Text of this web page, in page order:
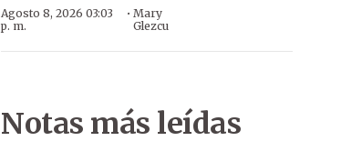
Agosto 8, 2026 03:03
p. m.
·Mary
Glezcu
Notas más leídas